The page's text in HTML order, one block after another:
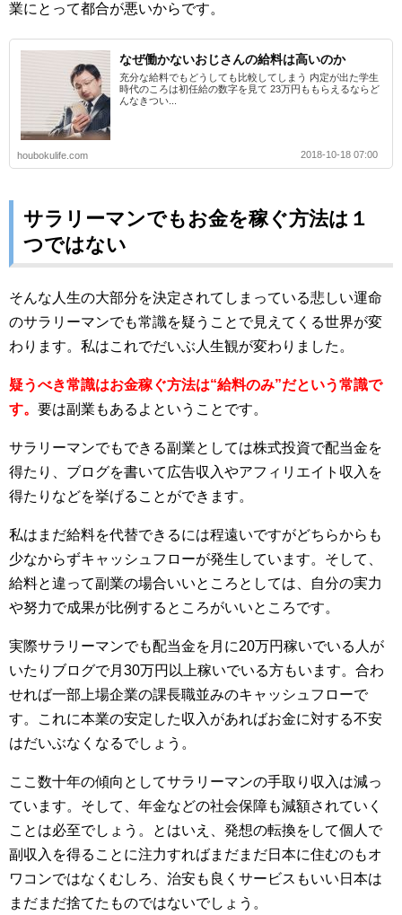
業にとって都合が悪いからです。
なぜ働かないおじさんの給料は高いのか
充分な給料でもどうしても比較してしまう 内定が出た学生
時代のころは初任給の数字を見て 23万円ももらえるならど
んなきつい...
houbokulife.com 2018-10-18 07:00
サラリーマンでもお金を稼ぐ方法は１
つではない
そんな人生の大部分を決定されてしまっている悲しい運命
のサラリーマンでも常識を疑うことで見えてくる世界が変
わります。私はこれでだいぶ人生観が変わりました。
疑うべき常識はお金稼ぐ方法は“給料のみ”だという常識で
す。 要は副業もあるよということです。
サラリーマンでもできる副業としては株式投資で配当金を
得たり、ブログを書いて広告収入やアフィリエイト収入を
得たりなどを挙げることができます。
私はまだ給料を代替できるには程遠いですがどちらからも
少なからずキャッシュフローが発生しています。そして、
給料と違って副業の場合いいところとしては、自分の実力
や努力で成果が比例するところがいいところです。
実際サラリーマンでも配当金を月に20万円稼いでいる人が
いたりブログで月30万円以上稼いでいる方もいます。合わ
せれば一部上場企業の課長職並みのキャッシュフローで
す。これに本業の安定した収入があればお金に対する不安
はだいぶなくなるでしょう。
ここ数十年の傾向としてサラリーマンの手取り収入は減っ
ています。そして、年金などの社会保障も減額されていく
ことは必至でしょう。とはいえ、発想の転換をして個人で
副収入を得ることに注力すればまだまだ日本に住むのもオ
ワコンではなくむしろ、治安も良くサービスもいい日本は
まだまだ捨てたものではないでしょう。